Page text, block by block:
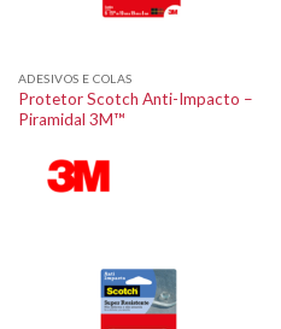
ADESIVOS E COLAS
Protetor Scotch Anti-Impacto –
Piramidal 3M™